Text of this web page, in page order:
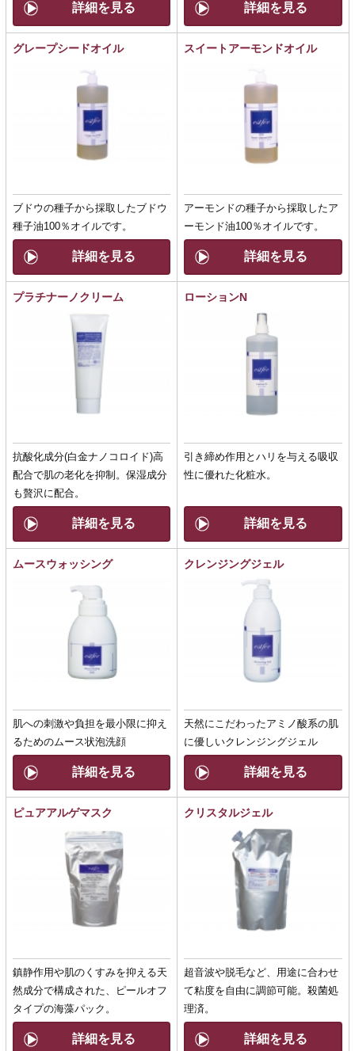
詳細を見る 詳細を見る
グレープシードオイル スイートアーモンドオイル
ブドウの種子から採取したブドウ
種子油100％オイルです。
アーモンドの種子から採取したア
ーモンド油100％オイルです。
詳細を見る 詳細を見る
プラチナーノクリーム ローションN
抗酸化成分(白金ナノコロイド)高
配合で肌の老化を抑制。保湿成分
も贅沢に配合。
引き締め作用とハリを与える吸収
性に優れた化粧水。
詳細を見る 詳細を見る
ムースウォッシング クレンジングジェル
肌への刺激や負担を最小限に抑え
るためのムース状泡洗顔
天然にこだわったアミノ酸系の肌
に優しいクレンジングジェル
詳細を見る 詳細を見る
ピュアアルゲマスク クリスタルジェル
鎮静作用や肌のくすみを抑える天
然成分で構成された、ピールオフ
タイプの海藻パック。
超音波や脱毛など、用途に合わせ
て粘度を自由に調節可能。殺菌処
理済。
詳細を見る 詳細を見る